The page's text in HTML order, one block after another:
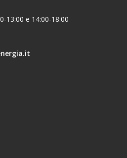
13:00 e 14:00-18:00